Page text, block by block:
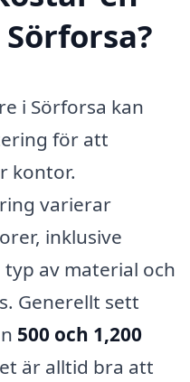
i Sörforsa kan
för att
kontor.
varierar
inklusive
av material och
Generellt sett
500 och 1,200
är alltid bra att